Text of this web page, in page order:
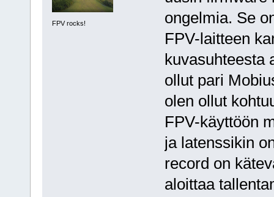
FPV rocks!
ongelmia. Se
FPV-laitteen
kuvasuhteesta
ollut pari
olen ollut
FPV-käyttöön
ja latenssikin
record on
aloittaa